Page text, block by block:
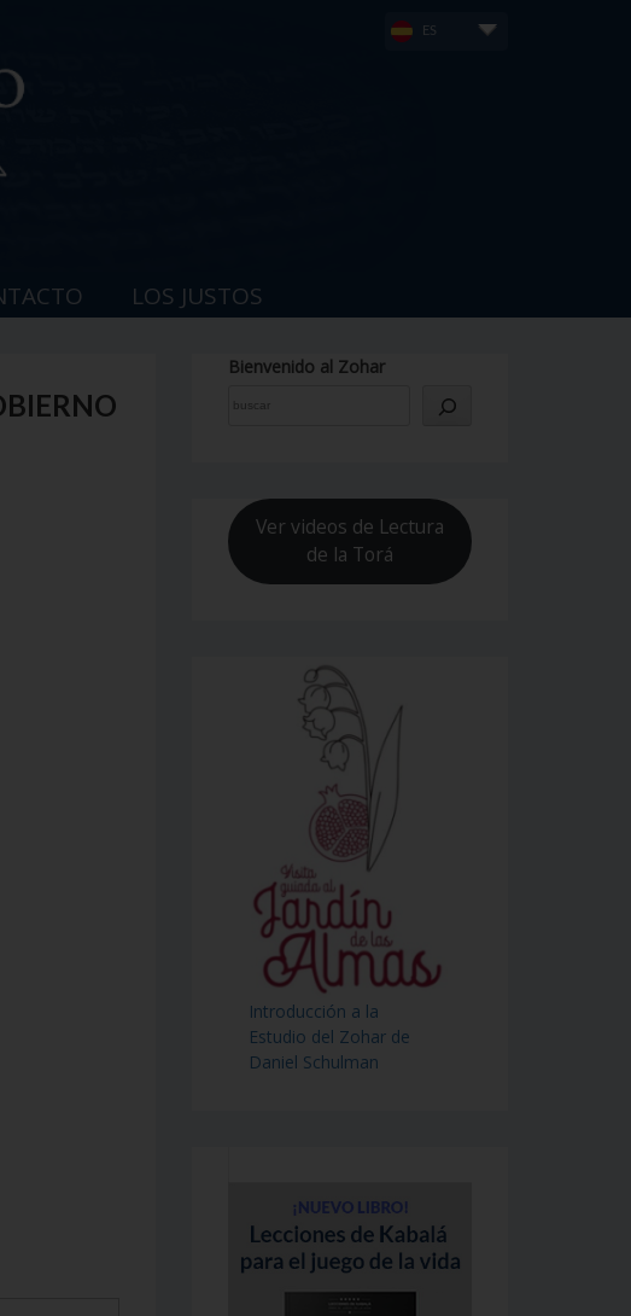
ES
LOS JUSTOS
Bienvenido al Zohar
Ver videos de Lectura
de la Torá
Introducción a la
Estudio del Zohar de
Daniel Schulman